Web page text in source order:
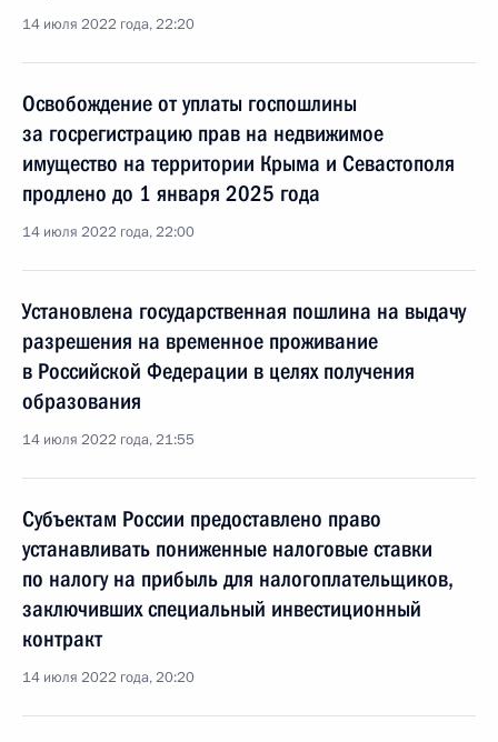
14 июля 2022 года, 22:20
Освобождение от уплаты госпошлины
за госрегистрацию прав на недвижимое
имущество на территории Крыма и Севастополя
продлено до 1 января 2025 года
14 июля 2022 года, 22:00
Установлена государственная пошлина на выдачу
разрешения на временное проживание
в Российской Федерации в целях получения
образования
14 июля 2022 года, 21:55
Субъектам России предоставлено право
устанавливать пониженные налоговые ставки
по налогу на прибыль для налогоплательщиков,
заключивших специальный инвестиционный
контракт
14 июля 2022 года, 20:20